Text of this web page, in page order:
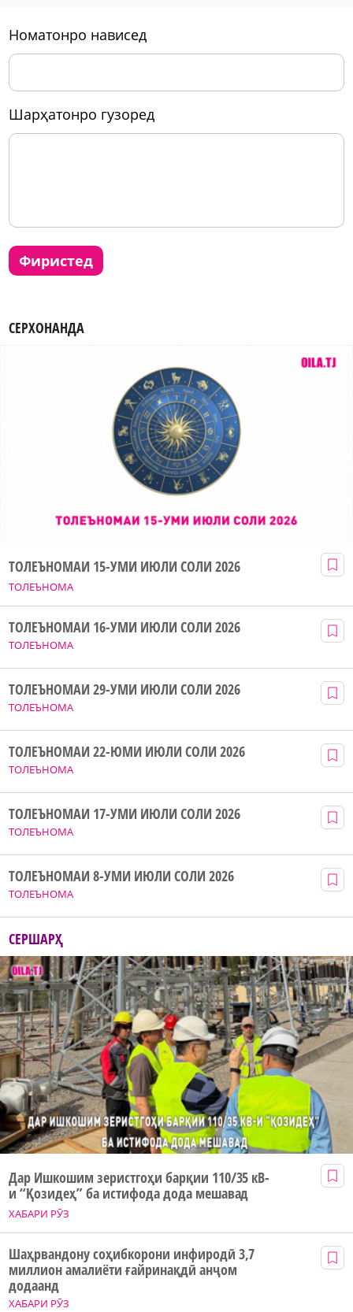
номатонро нависед
шарҳатонро гузоред
фиристед
СЕРХОНАНДА
ТОЛЕЪНОМА
ТОЛЕЪНОМАИ 15-УМИ ИЮЛИ СОЛИ 2026
ТОЛЕЪНОМА
ТОЛЕЪНОМАИ 16-УМИ ИЮЛИ СОЛИ 2026
ТОЛЕЪНОМА
ТОЛЕЪНОМАИ 29-УМИ ИЮЛИ СОЛИ 2026
ТОЛЕЪНОМА
ТОЛЕЪНОМАИ 22-ЮМИ ИЮЛИ СОЛИ 2026
ТОЛЕЪНОМА
ТОЛЕЪНОМАИ 17-УМИ ИЮЛИ СОЛИ 2026
ТОЛЕЪНОМА
ТОЛЕЪНОМАИ 8-УМИ ИЮЛИ СОЛИ 2026
СЕРШАРҲ
ХАБАРИ РӮЗ
Дар Ишкошим зеристгоҳи барқии 110/35 кВ-
и “Қозидеҳ” ба истифода дода мешавад
ХАБАРИ РӮЗ
Шаҳрвандону соҳибкорони инфиродӣ 3,7
миллион амалиёти ғайринақдӣ анҷом
додаанд